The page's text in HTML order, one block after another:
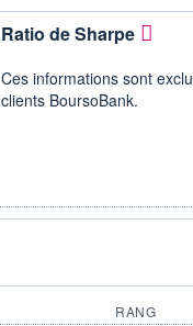
Ratio de Sharpe
Ces informations sont
clients BoursoBank.
RANG